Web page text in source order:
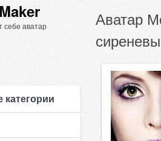
себе аватар
Аватар